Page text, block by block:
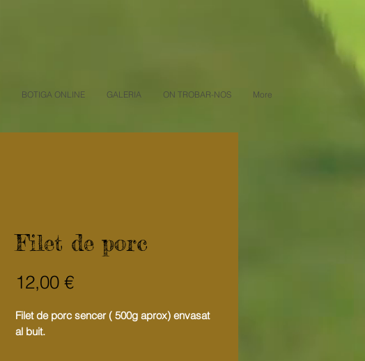
BOTIGA ONLINE GALERIA ON TROBAR-NOS More
Filet de porc
12,00 €Price
Filet de porc sencer ( 500g aprox) envasat
al buit.